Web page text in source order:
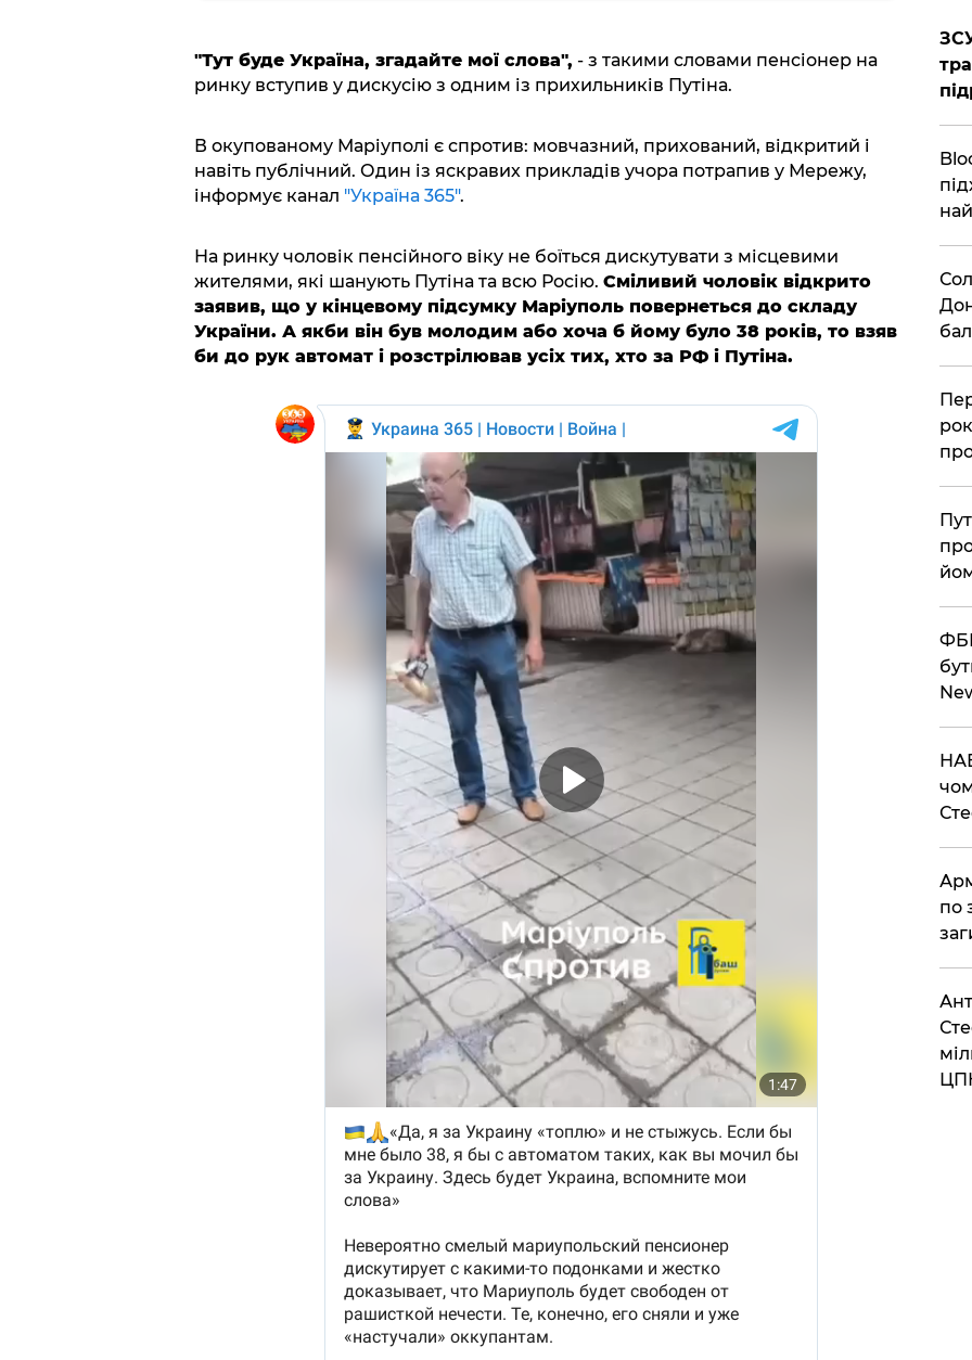
"Тут буде Україна, згадайте мої слова", - з такими словами пенсіонер на
ринку вступив у дискусію з одним із прихильників Путіна.
В окупованому Маріуполі є спротив: мовчазний, прихований, відкритий і
навіть публічний. Один із яскравих прикладів учора потрапив у Мережу,
інформує канал "Україна 365".
На ринку чоловік пенсійного віку не боїться дискутувати з місцевими
жителями, які шанують Путіна та всю Росію. Сміливий чоловік відкрито
заявив, що у кінцевому підсумку Маріуполь повернеться до складу
України. А якби він був молодим або хоча б йому було 38 років, то взяв
би до рук автомат і розстрілював усіх тих, хто за РФ і Путіна.
по